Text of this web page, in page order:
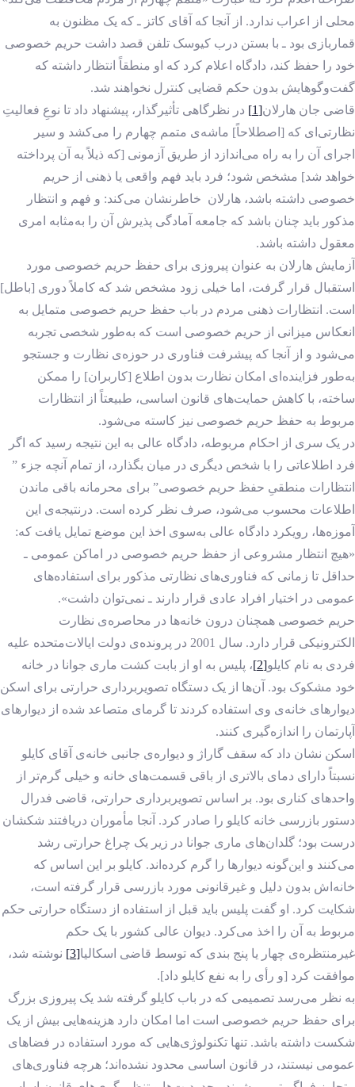
محلی از اعراب ندارد. از آنجا که آقای کاتز ـ که یک مظنون به
قماربازی بود ـ با بستن درب کیوسک تلفن قصد داشت حریم خصوصی
خود را حفظ کند، دادگاه اعلام كرد كه او منطقاً انتظار داشته كه
گفت‌وگوهایش بدون حکم قضایی کنترل نخواهند شد.
قاضی جان‌ هارلان[1]
در نظرگاهی تأثیرگذار، پیشنهاد داد تا نوعِ فعالیتِ
نظارتی‌ای که [اصطلاحاً] ماشه‌ی متمم چهارم را می‌کشد و سیر
اجرای آن را به راه می‌اندازد از طریق آزمونی [که ذیلاً به آن پرداخته
خواهد شد] مشخص شود؛ فرد باید فهم واقعی یا ذهنی از حریم
خصوصی داشته باشد، هارلان خاطرنشان می‌کند: و فهم و انتظار
مذکور باید چنان باشد که جامعه آمادگی پذیرش آن را به‌مثابه امری
معقول داشته باشد.
آزمایش هارلان به عنوان پیروزی برای حفظ حریم خصوصی مورد
استقبال قرار گرفت، اما خیلی زود مشخص شد که کاملاً دوری [باطل]
است. انتظارات ذهنی مردم در باب حفظ حریم خصوصی متمایل به
انعکاس میزانی از حریم خصوصی است که به‌طور شخصی تجربه
می‌شود و از آنجا که پیشرفت فناوری در حوزه‌ی نظارت و جستجو
به‌طور فزاینده‌ای امکان نظارت بدون اطلاع [کاربران] را ممکن
ساخته، با کاهش حمایت‌های قانون اساسی، طبیعتاً از انتظارات
مربوط به حفظ حریم خصوصی نیز کاسته می‌شود.
در یک سری از احکام مربوطه، دادگاه عالی به این نتیجه رسید که اگر
فرد اطلاعاتی را با شخص دیگری در میان بگذارد، از تمام آنچه جزء ”
انتظارات منطقیِ حفظ حریم خصوصی” برای محرمانه باقی ماندن
اطلاعات محسوب می‌شود، صرف نظر کرده است. درنتیجه‌ی این
آموزه‌ها، رویکرد دادگاه عالی به‌سوی اخذ این موضع تمایل یافت که:
«هیچ انتظار مشروعی از حفظ حریم خصوصی در اماکن عمومی ـ
حداقل تا زمانی که فناوری‌های نظارتی مذکور برای استفاده‌های
عمومی در اختیار افراد عادی قرار دارند ـ نمی‌توان داشت».
حریم خصوصی همچنان درون خانه‌ها در محاصره‌ی نظارت
الکترونیکی قرار دارد. سال 2001 در پرونده‌ی دولت ایالات‌متحده علیه
فردی به نام کایلو[2]
، پلیس به او از بابت کشت ماری جوانا در خانه
خود مشکوک بود. آن‌ها از یک دستگاه تصویربرداری حرارتی برای اسکن
دیوارهای خانه‌ی وی استفاده کردند تا گرمای متصاعد شده از دیوارهای
آپارتمان را اندازه‌گیری کنند.
اسکن نشان داد که سقف گاراژ و دیواره‌ی جانبی خانه‌ی آقای کایلو
نسبتاً دارای دمای بالاتری از باقی قسمت‌های خانه و خیلی گرم‌تر از
واحدهای کناری بود. بر اساس تصویربرداری حرارتی، قاضی فدرال
دستور بازرسی خانه کایلو را صادر کرد. آنجا مأموران دریافتند شکشان
درست بود؛ گلدان‌های ماری جوانا در زیر یک چراغ حرارتی رشد
می‌کنند و این‌گونه دیوارها را گرم کرده‌اند. کایلو بر این اساس که
خانه‌اش بدون دلیل و غیرقانونی مورد بازرسی قرار گرفته است،
شکایت کرد. او گفت پلیس باید قبل از استفاده از دستگاه حرارتی حکم
مربوط به آن را اخذ می‌کرد. دیوان عالی کشور با یک حکم
غیرمنتظره‌ی چهار یا پنج بندی که توسط قاضی اسکالیا[3]
نوشته شد،
موافقت کرد [و رأی را به نفع کایلو داد].
به نظر می‌رسد تصمیمی که در باب کایلو گرفته شد یک پیروزی بزرگ
برای حفظ حریم خصوصی است اما امکان دارد هزینه‌هایی بیش از یک
شکست داشته باشد. تنها تکنولوژی‌هایی که مورد استفاده در فضاهای
عمومی نیستند، در قانون اساسی محدود نشده‌اند؛ هرچه فناوری‌های